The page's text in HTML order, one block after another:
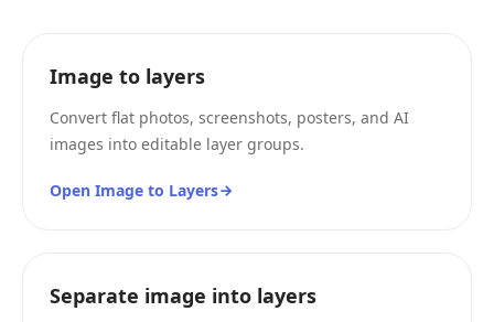
Image to layers
Convert flat photos, screenshots, posters, and AI
images into editable layer groups.
Open Image to Layers
Separate image into layers